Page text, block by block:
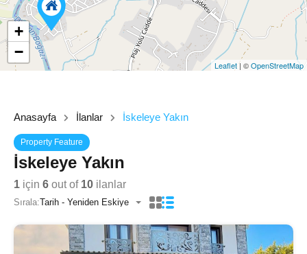
+
−
Leaflet| ©OpenStreetMap
Anasayfa İlanlar İskeleye Yakın
Property Feature
İskeleye Yakın
1 için 6 out of 10 ilanlar
Sırala:Tarih - Yeniden Eskiye